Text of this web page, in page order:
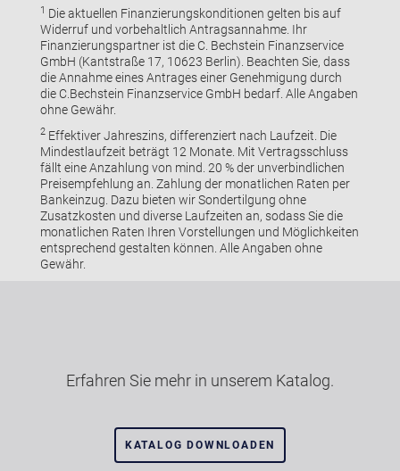
1 Die aktuellen Finanzierungskonditionen gelten bis auf
Widerruf und vorbehaltlich Antragsannahme. Ihr
Finanzierungspartner ist die C. Bechstein Finanzservice
GmbH (Kantstraße 17, 10623 Berlin). Beachten Sie, dass
die Annahme eines Antrages einer Genehmigung durch
die C.Bechstein Finanzservice GmbH bedarf. Alle Angaben
ohne Gewähr.
2Effektiver Jahreszins, differenziert nach Laufzeit. Die
Mindestlaufzeit beträgt 12 Monate. Mit Vertragsschluss
fällt eine Anzahlung von mind. 20 % der unverbindlichen
Preisempfehlung an. Zahlung der monatlichen Raten per
Bankeinzug. Dazu bieten wir Sondertilgung ohne
Zusatzkosten und diverse Laufzeiten an, sodass Sie die
monatlichen Raten Ihren Vorstellungen und Möglichkeiten
entsprechend gestalten können. Alle Angaben ohne
Gewähr.
Erfahren Sie mehr in unserem Katalog.
KATALOG DOWNLOADEN